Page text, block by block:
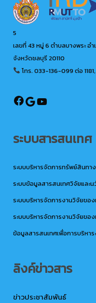
5
เลขที่ 43 หมู่ 6 ตำบลบางพระ อำ
จังหวัดชลบุรี 20110
โทร. 033-136-099ต่อ 1181,
@ird.rmutto
Google
ระบบสารสนเทศ
ระบบบริหารจัดการทรัพย์สินทา
ระบบข้อมูลสารสนเทศวิจัยและ
ระบบบริหารจัดการงานวิจัยขอ
ระบบบริหารจัดการงานวิจัยขอ
ข้อมูลสารสนเทศเพื่อการบริหา
ลิงค์ข่าวสาร
ข่าวประชาสัมพันธ์